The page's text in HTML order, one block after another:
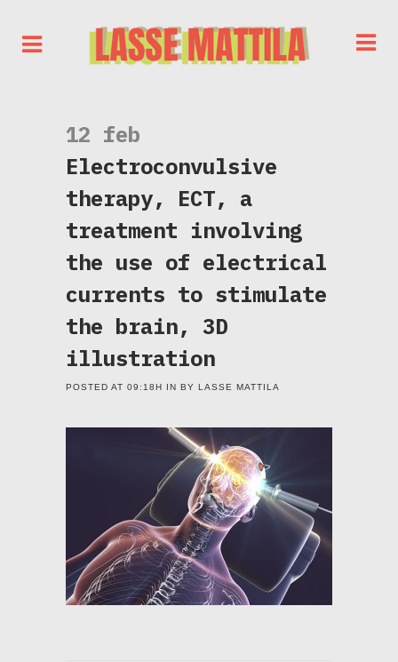
12 feb
Electroconvulsive
therapy, ECT, a
treatment involving
the use of electrical
currents to stimulate
the brain, 3D
illustration
POSTED AT 09:18H IN BY LASSE MATTILA